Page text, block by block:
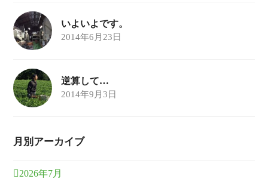
いよいよです。
2014年6月23日
逆算して…
2014年9月3日
月別アーカイブ
2026年7月